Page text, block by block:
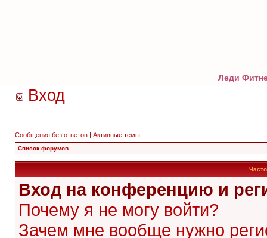
Леди
Вход
Сообщения без ответов | Активные темы
Список форумов
Вход на конференцию и
Почему я не могу войти?
Зачем мне вообще нужно